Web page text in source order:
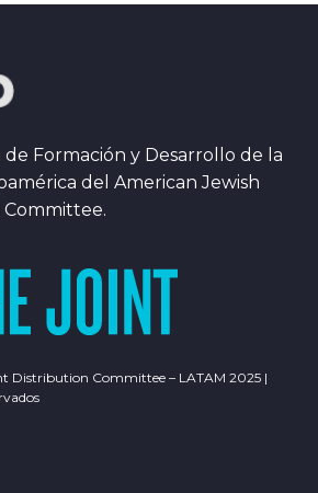
de Formación y Desarrollo de la
del American Jewish
Distribution Committee – LATAM 2025 |